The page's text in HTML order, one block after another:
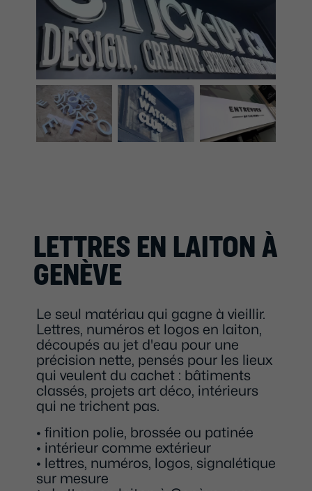
LETTRES EN LAITON À
GENÈVE
Le seul matériau qui gagne à vieillir.
Lettres, numéros et logos en laiton,
découpés au jet d'eau pour une
précision nette, pensés pour les lieux
qui veulent du cachet : bâtiments
classés, projets art déco, intérieurs
qui ne trichent pas.
• finition polie, brossée ou patinée
• intérieur comme extérieur
• lettres, numéros, logos, signalétique
sur mesure